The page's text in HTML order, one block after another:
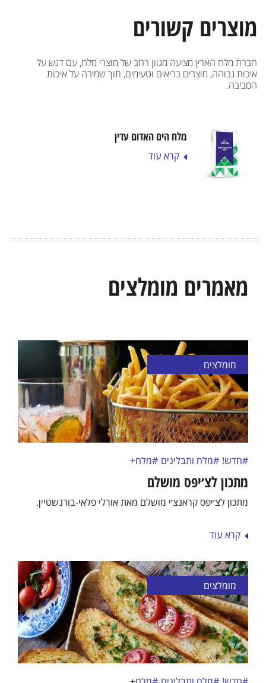
מוצרים קשורים
חברת מלח הארץ מציעה מגוון רחב של מוצרי מלח, עם דגש על
איכות גבוהה, מוצרים בריאים וטעימים, תוך שמירה על איכות
הסביבה.
מלח הים האדום עדין
קרא עוד
מאמרים מומלצים
מומלצים
#חדש! #מלח ותבלינים #מלח+
מתכון לצ׳יפס מושלם
מתכון לצ׳יפס קראנצ׳י מושלם מאת אורלי פלאי-בורנשטיין.
קרא עוד
מומלצים